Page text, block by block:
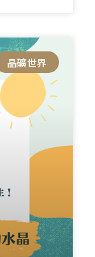
晶礦世界